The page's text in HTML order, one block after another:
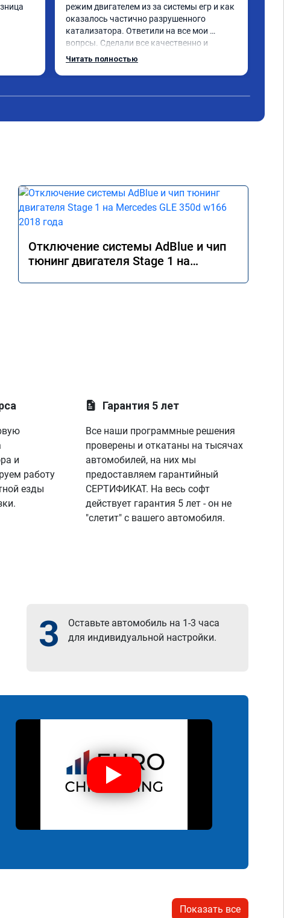
режим двигателем из за системы егр и как
оказалось частично разрушенного
катализатора. Ответили на все мои
вопрсы. Сделали все качественно и
несмотря на конец рабочего дня
Читать полностью
Отключение системы AdBlue и чип
тюнинг двигателя Stage 1 на
и
работу
езды
Гарантия 5 лет
Все наши программные решения
проверены и откатаны на тысячах
автомобилей, на них мы
предоставляем гарантийный
СЕРТИФИКАТ. На весь софт
действует гарантия 5 лет - он не
"слетит" с вашего автомобиля.
3
Оставьте автомобиль на 1-3 часа
для индивидуальной настройки.
Показать все